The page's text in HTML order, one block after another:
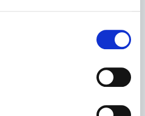
er een digihelper die je